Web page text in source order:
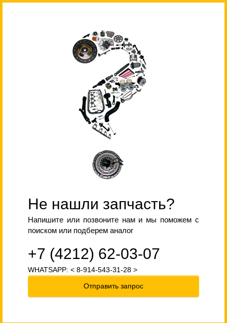
Не нашли запчасть?
Напишите или позвоните нам и мы поможем с
поиском или подберем аналог
+7 (4212) 62-03-07
WHATSAPP: < 8-914-543-31-28 >
Отправить запрос